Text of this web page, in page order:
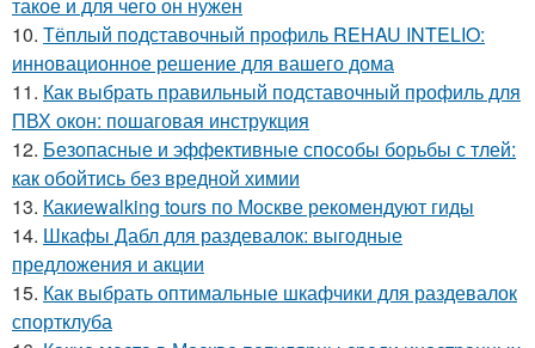
10. Тёплый подставочный профиль REHAU INTELIO:
инновационное решение для вашего дома
11. Как выбрать правильный подставочный профиль для
ПВХ окон: пошаговая инструкция
12. Безопасные и эффективные способы борьбы с тлей:
как обойтись без вредной химии
13. Какиеwalking tours по Москве рекомендуют гиды
14. Шкафы Дабл для раздевалок: выгодные
предложения и акции
15. Как выбрать оптимальные шкафчики для раздевалок
спортклуба